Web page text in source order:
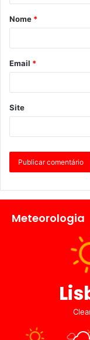
Nome *
Email *
Site
Meteorologia